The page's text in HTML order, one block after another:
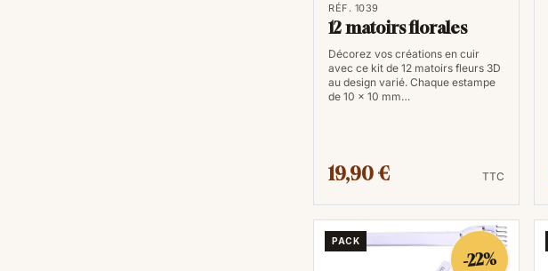
RÉF. 1039
12 matoirs florales
Décorez vos créations en cuir
avec ce kit de 12 matoirs fleurs 3D
au design varié. Chaque estampe
de 10 × 10 mm…
19,90 € TTC
PACK
-22%